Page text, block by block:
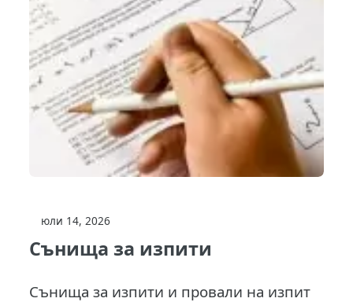
юли 14, 2026
Сънища за изпити
Сънища за изпити и провали на изпит